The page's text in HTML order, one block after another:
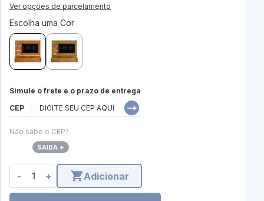
Ver opções de parcelamento
Escolha uma Cor
Simule o frete e o prazo de entrega
CEP
Não sabe o CEP?
SAIBA +
- + Adicionar